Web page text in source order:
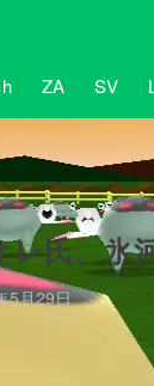
ZA SV
レ氏、
5月29日